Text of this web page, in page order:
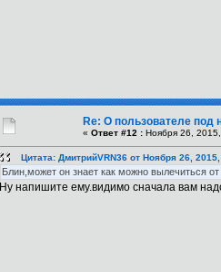
Re: О пользователе под
« Ответ #12 : Ноября 26,
Цитата: ДмитрийVRN36 от Ноября 26,
Блин,может он знает как можно вылечиться
Ну напишите ему.видимо сначала вам